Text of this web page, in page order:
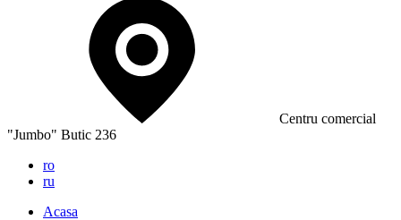
Сentru comercial
"Jumbo" Butic 236
ro
ru
Acasa